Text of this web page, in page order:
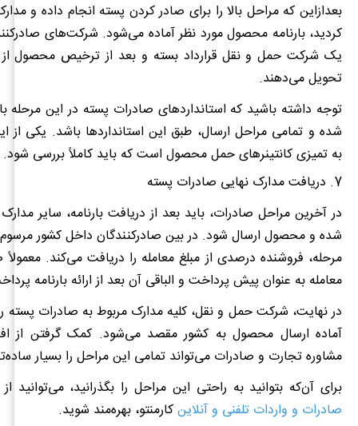
بعدازاین که مراحل بالا را برای صادر کردن پسته انجام داده و
کردید، بارنامه محصول مورد نظر آماده می‌شود. شرکت‌های
یک شرکت حمل و نقل قرارداد بسته و بعد از ترخیص محصول از
تحویل می‌دهند.
توجه داشته باشید که استانداردهای صادرات پسته در این مرحله
شده و تمامی مراحل ارسال، طبق این استانداردها باشد. یکی از
به تمیزی کانتینرهای حمل محصول است که باید کاملاً بررسی شود.
7. دریافت مدارک نهایی صادرات پسته
در آخرین مراحل صادرات، باید بعد از دریافت بارنامه، سایر
شده و محصول ارسال شود. در بین صادرکنندگان داخل کشور
معامله به عنوان پیش پرداخت و الباقی آن بعد از ارائه بارنامه
در نهایت، شرکت حمل و نقل، کلیه مدارک مربوط به صادرات پسته
آماده ارسال محصول به کشور مقصد می‌شود. کمک گرفتن از
مشاوره تجارت و صادرات می‌تواند تمامی این مراحل را بسیار
برای آن‌که بتوانید به راحتی این مراحل را بگذرانید، می‌توانید
صادرات و واردات تلفنی و آنلاینکارمنتو، بهره‌مند شوید.